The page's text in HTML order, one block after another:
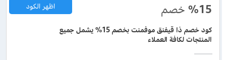
%15 خصم
كود خصم ذا قيفنق موفمنت بخصم 15% يشمل جميع
المنتجات لكافة العملاء
اظهر الكود